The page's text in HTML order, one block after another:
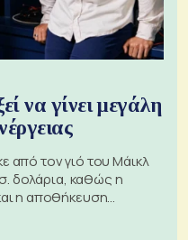
να γίνει μεγάλη
από τον γιό του Μάικλ
δολάρια, καθώς η
η αποθήκευση